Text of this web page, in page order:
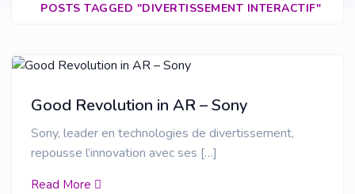
POSTS TAGGED "DIVERTISSEMENT INTERACTIF"
Good Revolution in AR – Sony
Sony, leader en technologies de divertissement,
repousse l’innovation avec ses […]
Read More